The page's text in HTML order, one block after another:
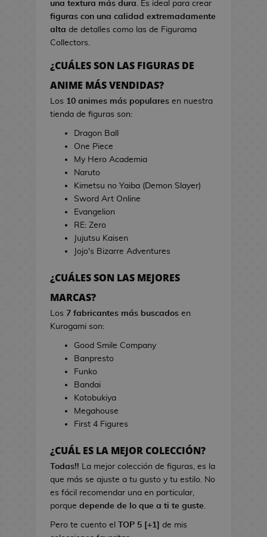
T
a
l
l
a
i
n
J
r
s
d
C
i
B
o
s
d
e
C
i
s
d
e
i
e
o
j
e
g
o
E
s
t
u
c
e
i
d
j
u
e
o
s
L
i
r
una textura más dura. Es ideal para crear
figuras con una calidad extremadamente
alta de detalles como las de Figurama
Collectors.
¿CUÁLES SON LAS FIGURAS DE
ANIME MÁS VENDIDAS?
Los 10 animes más populares en nuestra
tienda de figuras son:
Dragon Ball
One Piece
My Hero Academia
Naruto
Kimetsu no Yaiba (Demon Slayer)
Sword Art Online
Evangelion
RE: Zero
Jujutsu Kaisen
Jojo's Bizarre Adventures
¿CUÁLES SON LAS MEJORES
MARCAS?
Los 7 fabricantes más buscados en
Kurogami son:
Good Smile Company
Banpresto
Funko
Bandai
Kotobukiya
Megahouse
First 4 Figures
¿CUÁL ES LA MEJOR COLECCIÓN?
Todas!! La mejor colección de figuras, es la
que más se ajuste a tu gusto y tu estilo. No
es fácil recomendar una en particular,
porque depende de lo que a ti te guste.
Pero te cuento el TOP 5 [+1]
de mis